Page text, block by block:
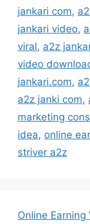
jankari com,
jankari video,
viral, a2z
video
jankari.com,
a2z janki com,
marketing
idea, online
striver a2z
Online Earning